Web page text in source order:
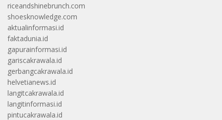
riceandshinebrunch.com
shoesknowledge.com
aktualinformasi.id
faktadunia.id
gapurainformasi.id
gariscakrawala.id
gerbangcakrawala.id
helvetianews.id
langitcakrawala.id
langitinformasi.id
pintucakrawala.id